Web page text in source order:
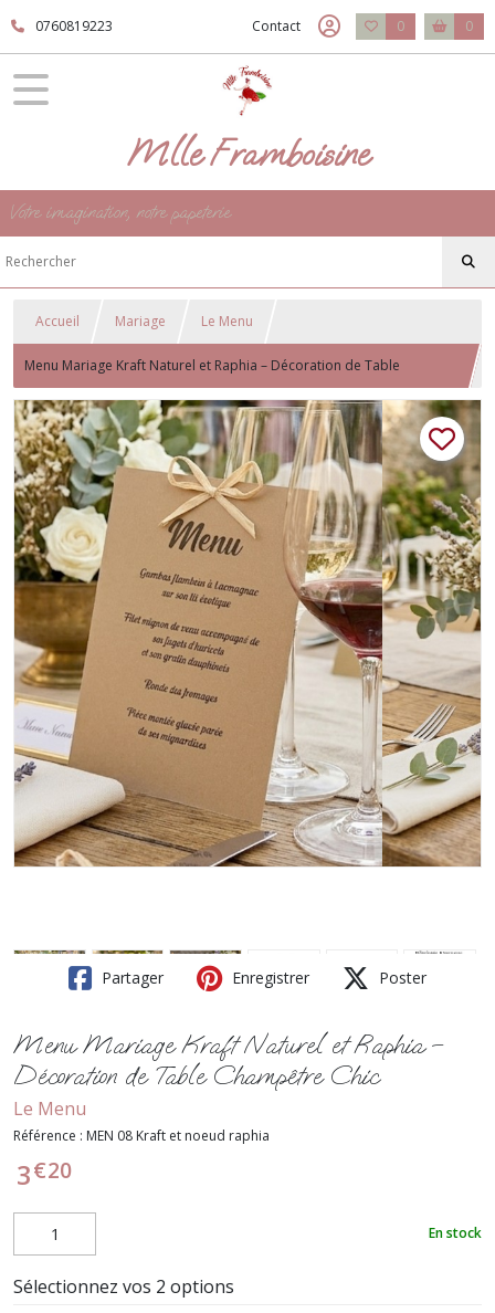
0760819223 Contact 0 0
Mlle Framboisine
Votre imagination, notre papeterie
Accueil Mariage Le Menu
Menu Mariage Kraft Naturel et Raphia – Décoration de Table
Champêtre Chic
Partager Enregistrer Poster
Menu Mariage Kraft Naturel et Raphia –
Décoration de Table Champêtre Chic
Le Menu
Référence : MEN 08 Kraft et noeud raphia
3€20
En stock
Sélectionnez vos 2 options